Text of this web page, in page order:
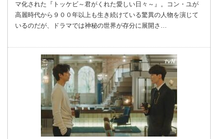
マ化された『トッケビ～君がくれた愛しい日々～』。コン・ユが
高麗時代から９００年以上も生き続けている驚異の人物を演じて
いるのだが、ドラマでは神秘の世界が存分に展開さ…